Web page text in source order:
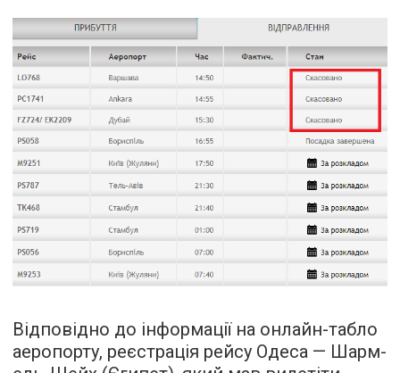
Відповідно до інформації на онлайн-табло
аеропорту, реєстрація рейсу Одеса — Шарм-